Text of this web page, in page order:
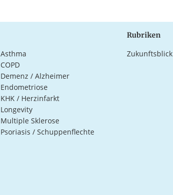
Asthma
COPD
Demenz / Alzheimer
Endometriose
KHK / Herzinfarkt
Longevity
Multiple Sklerose
Psoriasis / Schuppenflechte
Rubriken
Zukunftsblick